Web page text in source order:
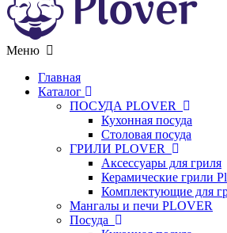
Меню
Главная
Каталог
ПОСУДА PLOVER
Кухонная посуда
Столовая посуда
ГРИЛИ PLOVER
Аксессуары для гриля
Керамические грили
Комплектующие для
Мангалы и печи PLOVER
Посуда